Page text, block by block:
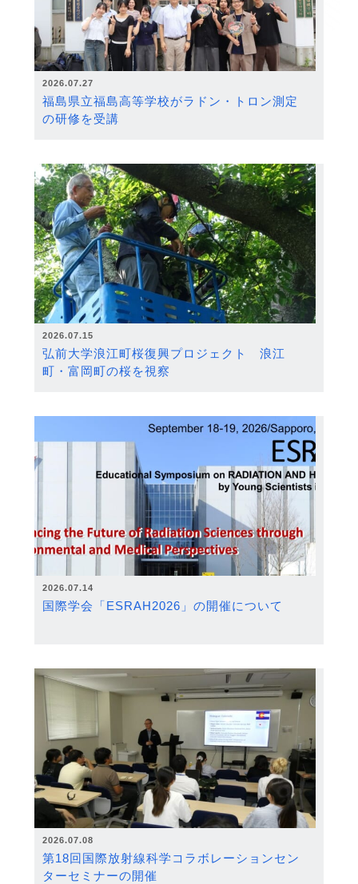
2026.07.27
福島県立福島高等学校がラドン・トロン測定
の研修を受講
2026.07.15
弘前大学浪江町桜復興プロジェクト 浪江
町・富岡町の桜を視察
2026.07.14
国際学会「ESRAH2026」の開催について
2026.07.08
第18回国際放射線科学コラボレーションセン
ターセミナーの開催